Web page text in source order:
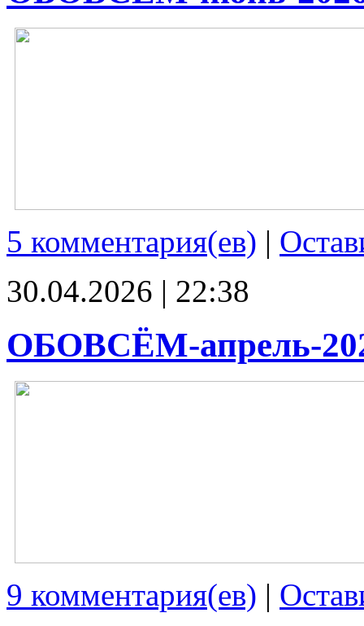
5 комментария(ев) |
30.04.2026 | 22:38
ОБОВСЁМ-апрель-
9 комментария(ев) |